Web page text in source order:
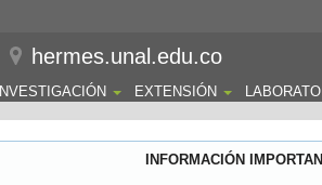
hermes.unal.edu.co
INVESTIGACIÓN EXTENSIÓN
INFORMACIÓN